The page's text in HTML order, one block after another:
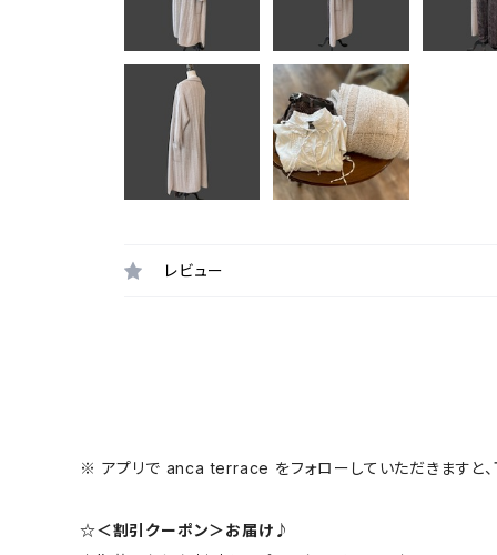
レビュー
※ アプリで anca terrace をフォローしていただきますと
☆＜割引クーポン＞お届け♪